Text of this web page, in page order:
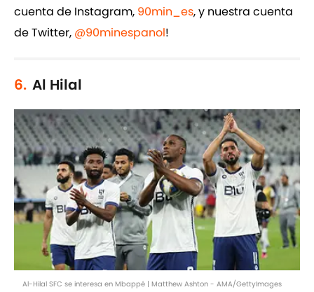
cuenta de Instagram, 90min_es, y nuestra cuenta
de Twitter, @90minespanol!
6. Al Hilal
Al-Hilal SFC se interesa en Mbappé | Matthew Ashton - AMA/GettyImages